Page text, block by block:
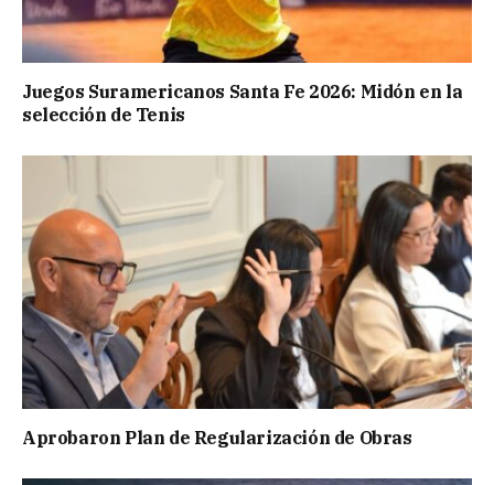
Juegos Suramericanos Santa Fe 2026: Midón en la
selección de Tenis
Aprobaron Plan de Regularización de Obras